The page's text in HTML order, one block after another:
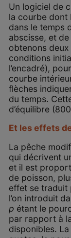
Un logiciel de
la courbe dont
dans le temps
abscisse, et
obtenons
conditions
l’encadré),
courbe
flèches
du temps.
d’équilibre
Et les effets
La pêche
qui décrivent
et il est
de poisson,
effet se traduit
l’on introduit
p étant le
par rapport à
disponibles. La